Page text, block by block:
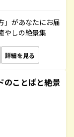
」があなたにお届
やしの絶景集
詳細を見る
のことばと絶景